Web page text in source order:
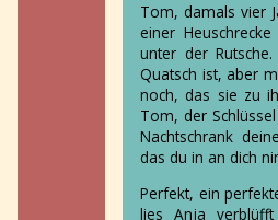
Tom, damals vier
einer
unter der
Quatsch ist, aber
noch, das sie zu
Tom, der
Nachtschrank
das du in an dich
Perfekt, ein
lies Anja